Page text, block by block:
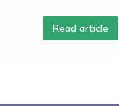
Read article